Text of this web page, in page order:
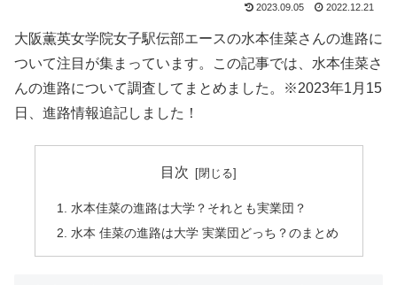
2023.09.05 2022.12.21
大阪薫英女学院女子駅伝部エースの水本佳菜さんの進路に
ついて注目が集まっています。この記事では、水本佳菜さ
んの進路について調査してまとめました。※2023年1月15
日、進路情報追記しました！
目次
水本佳菜の進路は大学？それとも実業団？
水本 佳菜の進路は大学 実業団どっち？のまとめ